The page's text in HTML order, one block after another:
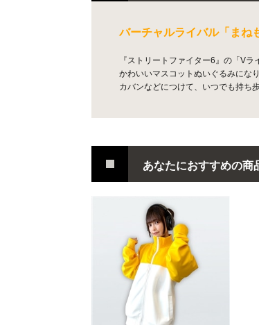
バーチャルライバル「まね
『ストリートファイター6』の「V
かわいいマスコットぬいぐるみになり
カバンなどにつけて、いつでも持ち
あなたにおすすめの商